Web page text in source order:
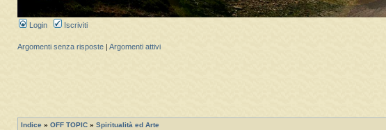
Login Iscriviti
Argomenti senza risposte Argomenti attivi
Indice » OFF TOPIC » Spiritualità ed Arte